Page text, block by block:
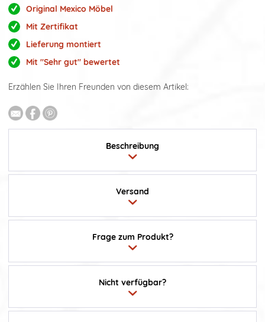
Original Mexico Möbel
Mit Zertifikat
Lieferung montiert
Mit "Sehr gut" bewertet
Erzählen Sie Ihren Freunden von diesem Artikel:
Beschreibung
Frage zum Produkt?
Versand
Nicht verfügbar?